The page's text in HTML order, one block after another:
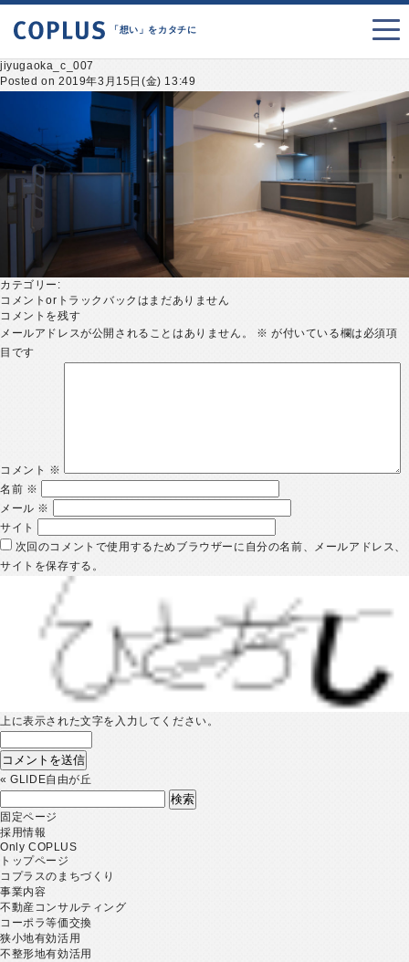
「想い」をカタチに
jiyugaoka_c_007
Posted on 2019年3月15日(金) 13:49
カテゴリー:
コメントorトラックバックはまだありません
コメントを残す
メールアドレスが公開されることはありません。
※ が付いている欄は必須項
目です
コメント ※
名前 ※
メール ※
サイト
次回のコメントで使用するためブラウザーに自分の名前、メールアドレス、
サイトを保存する。
上に表示された文字を入力してください。
«GLIDE自由が丘
索:
固定ページ
採用情報
Only COPLUS
トップページ
コプラスのまちづくり
事業内容
不動産コンサルティング
コーポラ等価交換
狭小地有効活用
不整形地有効活用